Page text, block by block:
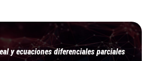
y ecuaciones diferenciales parciales